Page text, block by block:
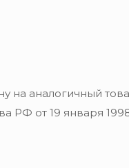
на аналогичный
РФ от 19 января